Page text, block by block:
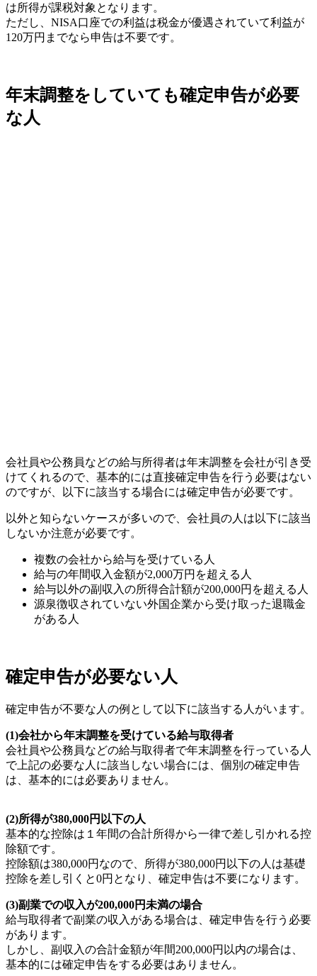
は所得が課税対象となります。
ただし、NISA口座での利益は税金が優遇されていて利益が
120万円までなら申告は不要です。
年末調整をしていても確定申告が必要
な人
会社員や公務員などの給与所得者は年末調整を会社が引き受
けてくれるので、基本的には直接確定申告を行う必要はない
のですが、以下に該当する場合には確定申告が必要です。
以外と知らないケースが多いので、会社員の人は以下に該当
しないか注意が必要です。
複数の会社から給与を受けている人
給与の年間収入金額が2,000万円を超える人
給与以外の副収入の所得合計額が200,000円を超える人
源泉徴収されていない外国企業から受け取った退職金
がある人
確定申告が必要ない人
確定申告が不要な人の例として以下に該当する人がいます。
(1)会社から年末調整を受けている給与取得者
会社員や公務員などの給与取得者で年末調整を行っている人
で上記の必要な人に該当しない場合には、個別の確定申告
は、基本的には必要ありません。
(2)所得が380,000円以下の人
基本的な控除は１年間の合計所得から一律で差し引かれる控
除額です。
控除額は380,000円なので、所得が380,000円以下の人は基礎
控除を差し引くと0円となり、確定申告は不要になります。
(3)副業での収入が200,000円未満の場合
給与取得者で副業の収入がある場合は、確定申告を行う必要
があります。
しかし、副収入の合計金額が年間200,000円以内の場合は、
基本的には確定申告をする必要はありません。